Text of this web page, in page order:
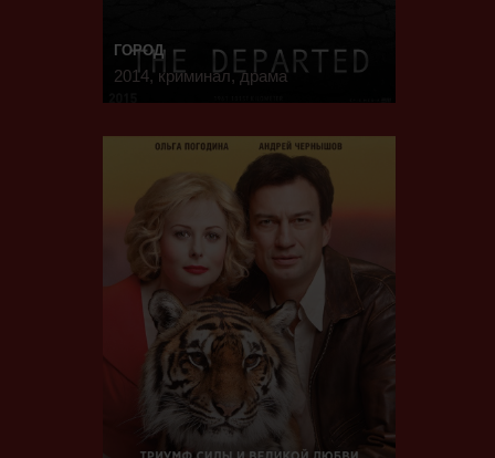
ГОРОД
2014, криминал, драма